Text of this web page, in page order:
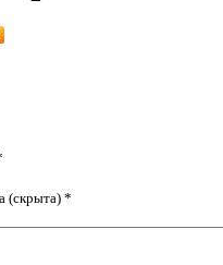
(скрыта) *